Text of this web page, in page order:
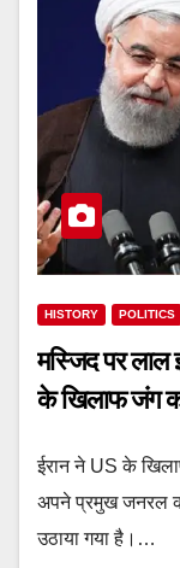
HISTORY POLITICS
मस्जिद पर लाल
के खिलाफ जंग
ईरान ने US के
अपने प्रमुख जनरल
उठाया गया है।…